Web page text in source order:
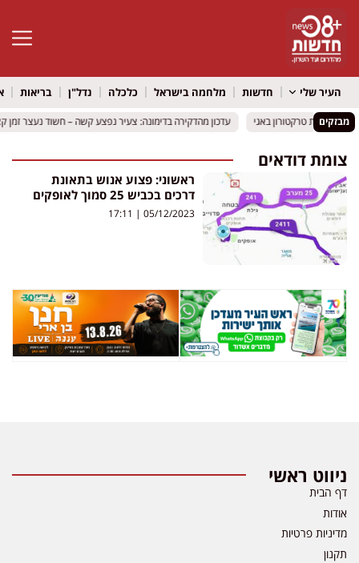
פתח
העיר שלי חדשות מלחמה בישראל כלכלה נדל"ן בריאות
מבזקים עדכון מהדקירה בדימונה: צעיר נפצע קשה – חשוד נעצר זמן
עדכון מהדקירה בדימונה: צעיר נפצע קשה – חשוד נעצר זמן
צומת דודאים
ראשוני: פצוע אנוש בתאונת
דרכים בכביש 25 סמוך לאופקים
05/12/2023
ניווט ראשי
דף הבית
אודות
מדיניות פרטיות
תקנון